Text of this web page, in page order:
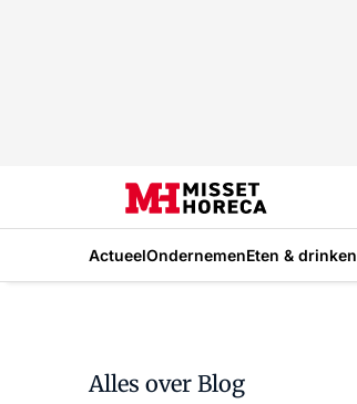
ActueelOndernemenEten & drinken
Alles over Blog